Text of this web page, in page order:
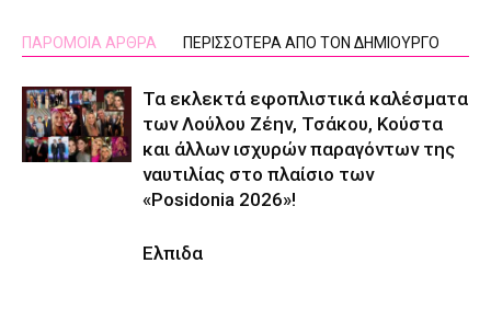
ΠΑΡΟΜΟΙΑ ΑΡΘΡΑ ΠΕΡΙΣΣΟΤΕΡΑ ΑΠΟ ΤΟΝ ΔΗΜΙΟΥΡΓΟ
Τα εκλεκτά εφοπλιστικά καλέσματα
των Λούλου Ζέην, Τσάκου, Κούστα
και άλλων ισχυρών παραγόντων της
ναυτιλίας στο πλαίσιο των
«Posidonia 2026»!
Ελπιδα